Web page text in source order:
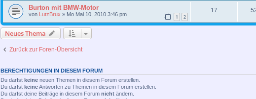
Burton mit BMW-Motor
von LutzBrux » Mo Mai 10, 2010 3:46 pm 1 2
17
Neues Thema
Zurück zur Foren-Übersicht
BERECHTIGUNGEN IN DIESEM FORUM
Du darfst keine neuen Themen in diesem Forum erstellen.
Du darfst keineAntworten zu Themen in diesem Forum erstellen.
Du darfst deine Beiträge in diesem Forum nicht ändern.